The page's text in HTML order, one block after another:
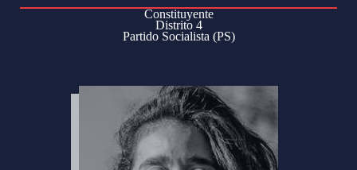
Constituyente
Distrito 4
Partido Socialista (PS)